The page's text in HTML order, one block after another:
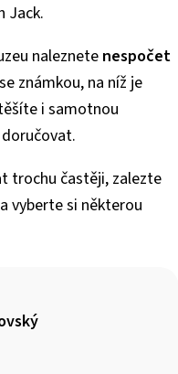
Jack.
naleznetenespočet
známkou, na níž je
i samotnou
trochu častěji, zalezte
vyberte si některou